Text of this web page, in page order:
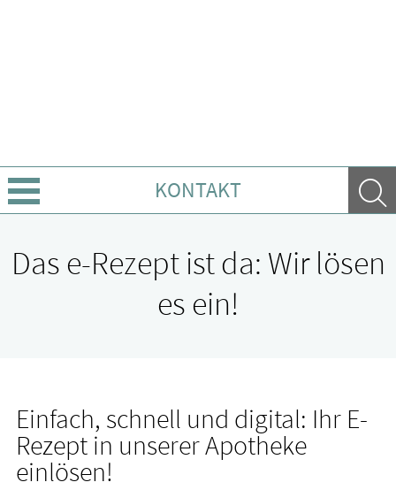
KONTAKT
HOMÖOPATHIE
WELLNESS
Das e-Rezept ist da: Wir lösen
es ein!
Einfach, schnell und digital: Ihr E-
Rezept in unserer Apotheke
einlösen!